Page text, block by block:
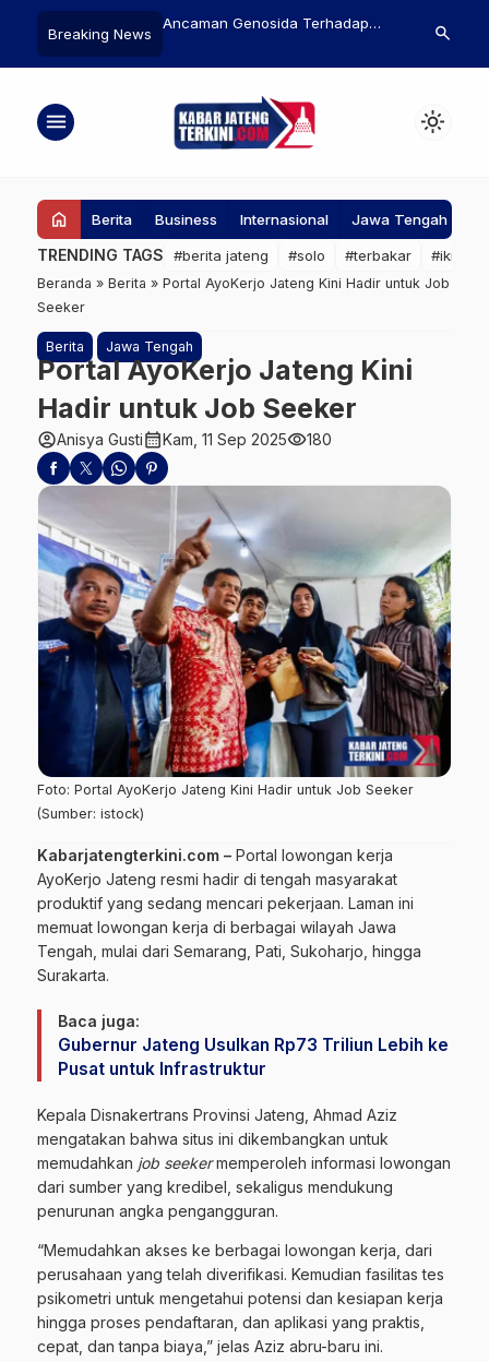
Breaking News
CNN
Ancaman Genosida Terhadap
Terpencil: Antara Tambang,
Media Sosial, dan Eksploitasi
Sejarah Baru
Berawak Pertama
search
menu light_mode
home Berita Business Internasional Jawa Tengah
TRENDING TAGS #berita jateng #solo #terbakar #ikn
Beranda » Berita » Portal AyoKerjo Jateng Kini Hadir untuk Job
Seeker
Berita Jawa Tengah
Portal AyoKerjo Jateng Kini
Hadir untuk Job Seeker
account_circleAnisya Gusticalendar_monthKam, 11 Sep 2025visibility180
Foto: Portal AyoKerjo Jateng Kini Hadir untuk Job Seeker
(Sumber: istock)
Kabarjatengterkini.com – Portal lowongan kerja
AyoKerjo Jateng resmi hadir di tengah masyarakat
produktif yang sedang mencari pekerjaan. Laman ini
memuat lowongan kerja di berbagai wilayah Jawa
Tengah, mulai dari Semarang, Pati, Sukoharjo, hingga
Surakarta.
Baca juga:
Gubernur Jateng Usulkan Rp73 Triliun Lebih ke
Pusat untuk Infrastruktur
Kepala Disnakertrans Provinsi Jateng, Ahmad Aziz
mengatakan bahwa situs ini dikembangkan untuk
memudahkan job seekermemperoleh informasi lowongan
dari sumber yang kredibel, sekaligus mendukung
penurunan angka pengangguran.
“Memudahkan akses ke berbagai lowongan kerja, dari
perusahaan yang telah diverifikasi. Kemudian fasilitas tes
psikometri untuk mengetahui potensi dan kesiapan kerja
hingga proses pendaftaran, dan aplikasi yang praktis,
cepat, dan tanpa biaya,” jelas Aziz abru-baru ini.